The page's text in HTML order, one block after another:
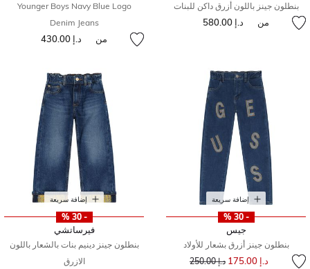
بنطلون جينز باللون أزرق داكن للبنات
من د.إ 580.00
Younger Boys Navy Blue Logo
Denim Jeans
من د.إ 430.00
إضافة سريعة
- 30 %
جيس
بنطلون جينز أزرق بشعار للأولاد
د.إ 175.00 سعر مخفض مند.إ 250.00
إضافة سريعة
- 30 %
فيرساتشي
بنطلون جينز دينيم بنات بالشعار باللون
الازرق